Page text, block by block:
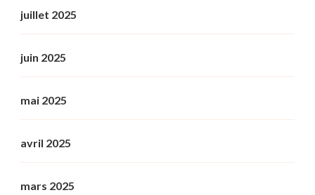
juillet 2025
juin 2025
mai 2025
avril 2025
mars 2025